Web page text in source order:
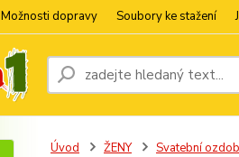
Možnosti dopravy Soubory ke stažení
Úvod ŽENY Svatební